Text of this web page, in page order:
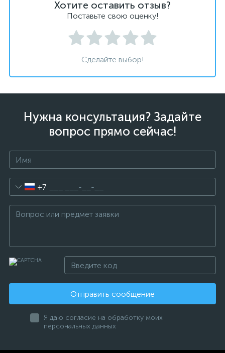
Хотите оставить отзыв?
Поставьте свою оценку!
Сделайте выбор!
Нужна консультация? Задайте
вопрос прямо сейчас!
+7
Отправить сообщение
Я даю согласие на обработку моих
персональных данных